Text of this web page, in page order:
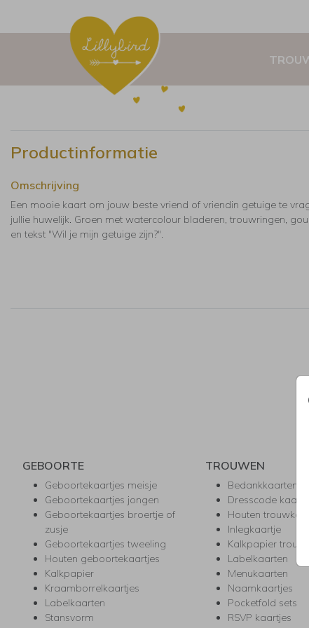
Productinformatie
Omschrijving
Een mooie kaart om jouw beste vriend of vriendin getuige te
jullie huwelijk. Groen met watercolour bladeren, trouwringen,
en tekst "Wil je mijn getuige zijn?".
GEBOORTE
Geboortekaartjes meisje
Geboortekaartjes jongen
Geboortekaartjes broertje of
zusje
Geboortekaartjes tweeling
Houten geboortekaartjes
Kalkpapier
Kraamborrelkaartjes
Labelkaarten
Stansvorm
TROUWEN
Bedankkaarten
Dresscode
Houten
Inlegkaartje
Kalkpapier
Labelkaarten
Menukaarten
Naamkaartjes
Pocketfold sets
RSVP kaartjes